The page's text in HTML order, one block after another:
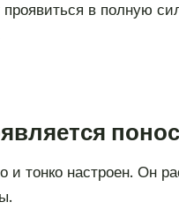
в полную
и тонко настроен. Он